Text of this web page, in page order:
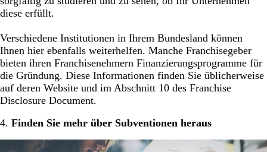
diese erfüllt.
Verschiedene Institutionen in Ihrem Bundesland können
Ihnen hier ebenfalls weiterhelfen. Manche Franchisegeber
bieten ihren Franchisenehmern Finanzierungsprogramme für
die Gründung. Diese Informationen finden Sie üblicherweise
auf deren Website und im Abschnitt 10 des Franchise
Disclosure Document.
4. Finden Sie mehr über Subventionen heraus